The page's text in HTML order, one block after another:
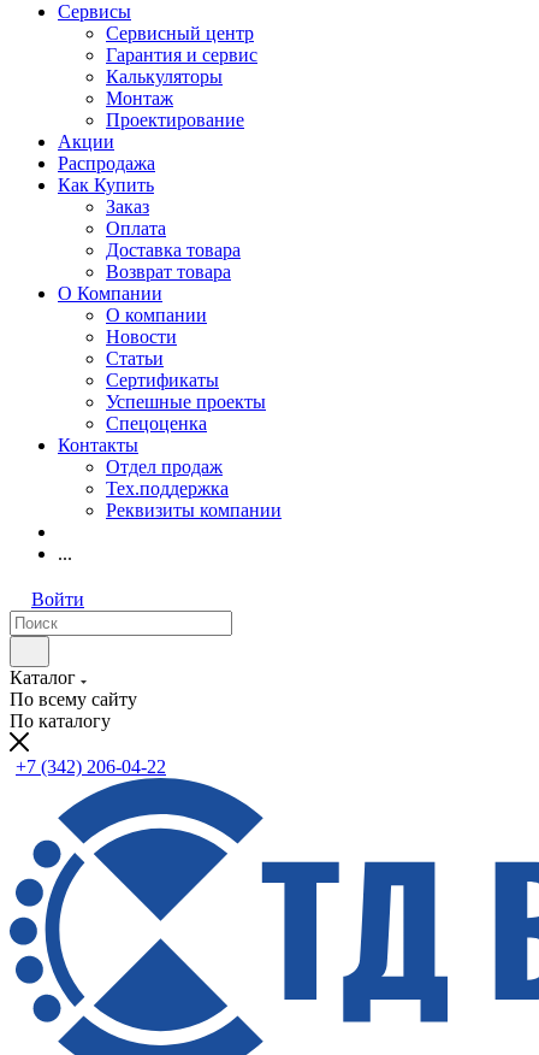
Сервисы
Сервисный центр
Гарантия и сервис
Калькуляторы
Монтаж
Проектирование
Акции
Распродажа
Как Купить
Заказ
Оплата
Доставка товара
Возврат товара
О Компании
О компании
Новости
Статьи
Сертификаты
Успешные проекты
Спецоценка
Контакты
Отдел продаж
Тех.поддержка
Реквизиты компании
...
Войти
Каталог
По всему сайту
По каталогу
+7 (342) 206-04-22